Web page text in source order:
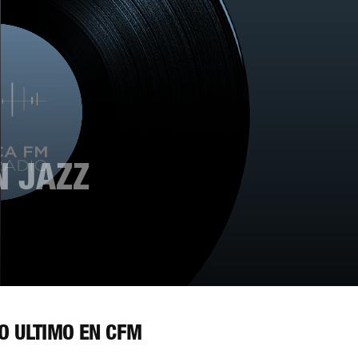
JAZZ
ÚLTIMO EN CFM